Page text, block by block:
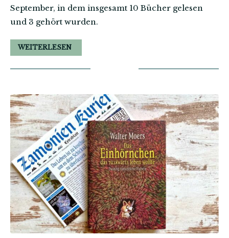
September, in dem insgesamt 10 Bücher gelesen
und 3 gehört wurden.
WEITERLESEN